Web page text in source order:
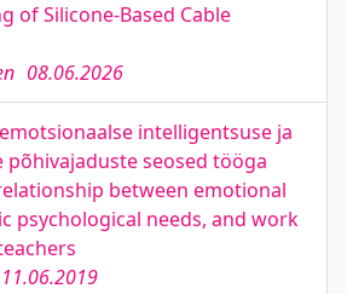
of Silicone-Based Cable
08.06.2026
intelligentsuse ja
seosed tööga
between emotional
psychological needs, and work
11.06.2019